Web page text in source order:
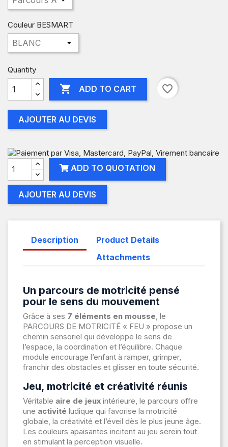
Couleur BESMART
Quantity
 ADD TO CART favorite_border
AJOUTER AU DEVIS
ADD TO QUOTATION
AJOUTER AU DEVIS
Description
Product Details
Attachments
Un parcours de motricité pensé
pour le sens du mouvement
Grâce à ses 7 éléments en mousse, le
PARCOURS DE MOTRICITÉ « FEU » propose un
chemin sensoriel qui développe le sens de
l’espace, la coordination et l’équilibre. Chaque
module encourage l’enfant à ramper, grimper,
franchir des obstacles et glisser en toute sécurité.
Jeu, motricité et créativité réunis
Véritable aire de jeux intérieure, le parcours offre
une activité ludique qui favorise la motricité
globale, la créativité et l’éveil dès le plus jeune âge.
Les couleurs apaisantes incitent au jeu serein tout
en stimulant la perception visuelle.